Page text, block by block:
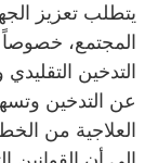
يتطلب تعزيز
المجتمع،
التدخين
عن التدخين
العلاجية من